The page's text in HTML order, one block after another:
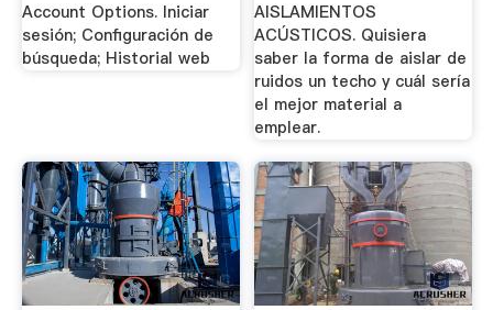
Account Options. Iniciar
sesión; Configuración de
búsqueda; Historial web
AISLAMIENTOS
ACÚSTICOS. Quisiera
saber la forma de aislar de
ruidos un techo y cuál sería
el mejor material a
emplear.